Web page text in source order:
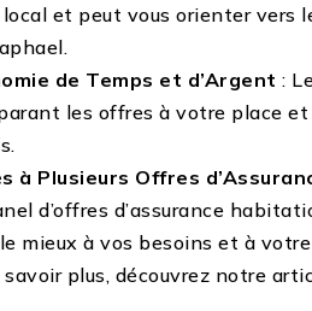
et peut vous orienter vers
de Temps et d’Argent :
les offres à votre place
à Plusieurs Offres
d’offres d’assurance
mieux à vos besoins et à
savoir plus, découvrez notre